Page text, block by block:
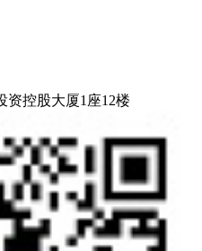
资控股大厦1座12楼